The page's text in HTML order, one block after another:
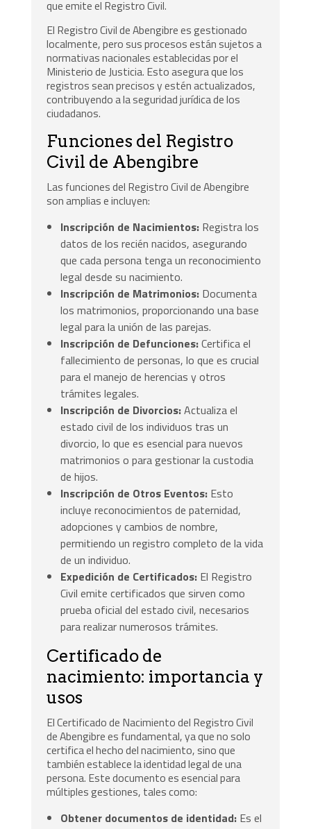
que emite el Registro Civil.
El Registro Civil de Abengibre es gestionado
localmente, pero sus procesos están sujetos a
normativas nacionales establecidas por el
Ministerio de Justicia. Esto asegura que los
registros sean precisos y estén actualizados,
contribuyendo a la seguridad jurídica de los
ciudadanos.
Funciones del Registro
Civil de Abengibre
Las funciones del Registro Civil de Abengibre
son amplias e incluyen:
Inscripción de Nacimientos: Registra los
datos de los recién nacidos, asegurando
que cada persona tenga un reconocimiento
legal desde su nacimiento.
Inscripción de Matrimonios: Documenta
los matrimonios, proporcionando una base
legal para la unión de las parejas.
Inscripción de Defunciones:Certifica el
fallecimiento de personas, lo que es crucial
para el manejo de herencias y otros
trámites legales.
Inscripción de Divorcios:Actualiza el
estado civil de los individuos tras un
divorcio, lo que es esencial para nuevos
matrimonios o para gestionar la custodia
de hijos.
Inscripción de Otros Eventos: Esto
incluye reconocimientos de paternidad,
adopciones y cambios de nombre,
permitiendo un registro completo de la vida
de un individuo.
Expedición de Certificados: El Registro
Civil emite certificados que sirven como
prueba oficial del estado civil, necesarios
para realizar numerosos trámites.
Certificado de
nacimiento: importancia y
usos
El Certificado de Nacimiento del Registro Civil
de Abengibre es fundamental, ya que no solo
certifica el hecho del nacimiento, sino que
también establece la identidad legal de una
persona. Este documento es esencial para
múltiples gestiones, tales como:
Obtener documentos de identidad: Es el